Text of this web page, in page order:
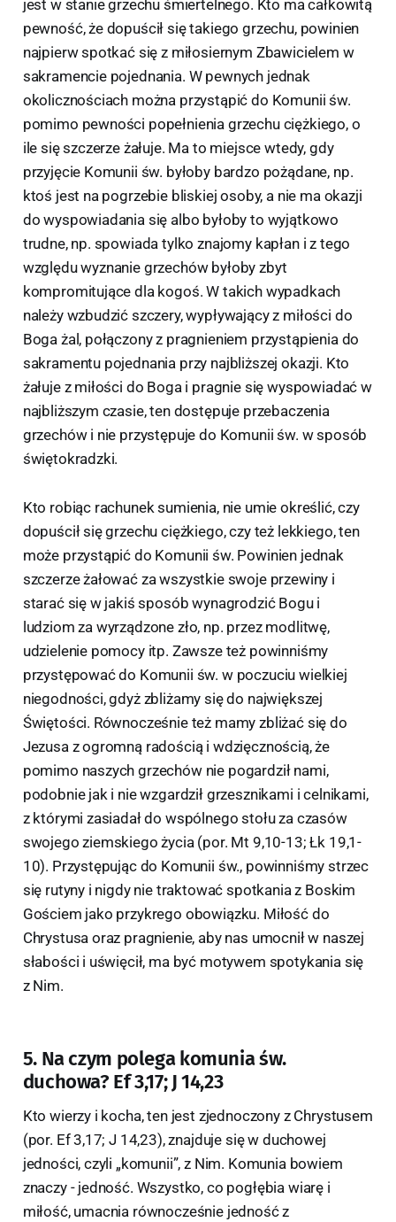
jest w stanie grzechu śmiertelnego. Kto ma całkowitą
pewność, że dopuścił się takiego grzechu, powinien
najpierw spotkać się z miłosiernym Zbawicielem w
sakramencie pojednania. W pewnych jednak
okolicznościach można przystąpić do Komunii św.
pomimo pewności popełnienia grzechu ciężkiego, o
ile się szczerze żałuje. Ma to miejsce wtedy, gdy
przyjęcie Komunii św. byłoby bardzo pożądane, np.
ktoś jest na pogrzebie bliskiej osoby, a nie ma okazji
do wyspowiadania się albo byłoby to wyjątkowo
trudne, np. spowiada tylko znajomy kapłan i z tego
względu wyznanie grzechów byłoby zbyt
kompromitujące dla kogoś. W takich wypadkach
należy wzbudzić szczery, wypływający z miłości do
Boga żal, połączony z pragnieniem przystąpienia do
sakramentu pojednania przy najbliższej okazji. Kto
żałuje z miłości do Boga i pragnie się wyspowiadać w
najbliższym czasie, ten dostępuje przebaczenia
grzechów i nie przystępuje do Komunii św. w sposób
świętokradzki.
Kto robiąc rachunek sumienia, nie umie określić, czy
dopuścił się grzechu ciężkiego, czy też lekkiego, ten
może przystąpić do Komunii św. Powinien jednak
szczerze żałować za wszystkie swoje przewiny i
starać się w jakiś sposób wynagrodzić Bogu i
ludziom za wyrządzone zło, np. przez modlitwę,
udzielenie pomocy itp. Zawsze też powinniśmy
przystępować do Komunii św. w poczuciu wielkiej
niegodności, gdyż zbliżamy się do największej
Świętości. Równocześnie też mamy zbliżać się do
Jezusa z ogromną radością i wdzięcznością, że
pomimo naszych grzechów nie pogardził nami,
podobnie jak i nie wzgardził grzesznikami i celnikami,
z którymi zasiadał do wspólnego stołu za czasów
swojego ziemskiego życia (por. Mt 9,10-13; Łk 19,1-
10). Przystępując do Komunii św., powinniśmy strzec
się rutyny i nigdy nie traktować spotkania z Boskim
Gościem jako przykrego obowiązku. Miłość do
Chrystusa oraz pragnienie, aby nas umocnił w naszej
słabości i uświęcił, ma być motywem spotykania się
z Nim.
5. Na czym polega komunia św.
duchowa? Ef 3,17; J 14,23
Kto wierzy i kocha, ten jest zjednoczony z Chrystusem
(por. Ef 3,17; J 14,23), znajduje się w duchowej
jedności, czyli „komunii”, z Nim. Komunia bowiem
znaczy - jedność. Wszystko, co pogłębia wiarę i
miłość, umacnia równocześnie jedność z